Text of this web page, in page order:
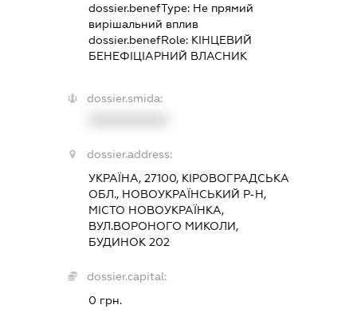
dossier.benefType: Не прямий
вирішальний вплив
dossier.benefRole: КІНЦЕВИЙ
БЕНЕФІЦІАРНИЙ ВЛАСНИК
dossier.smida:
dossier.address:
УКРАЇНА, 27100, КІРОВОГРАДСЬКА
ОБЛ., НОВОУКРАЇНСЬКИЙ Р-Н,
МІСТО НОВОУКРАЇНКА,
ВУЛ.ВОРОНОГО МИКОЛИ,
БУДИНОК 202
dossier.capital:
0 грн.